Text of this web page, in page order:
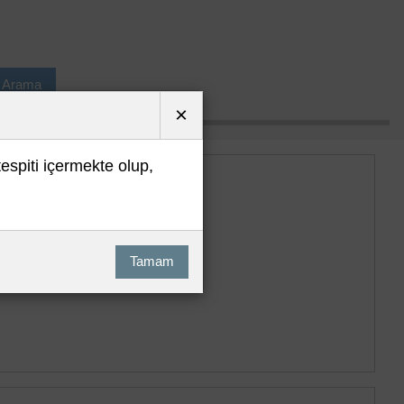
Arama
×
içermekte olup,
Tamam